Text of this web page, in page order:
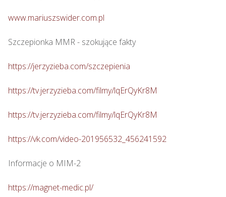
www.mariuszswider.com.pl
Szczepionka MMR - szokujące fakty
https://jerzyzieba.com/szczepienia
https://tv.jerzyzieba.com/filmy/lqErQyKr8M
https://tv.jerzyzieba.com/filmy/lqErQyKr8M
https://vk.com/video-201956532_456241592
Informacje o MIM-2
https://magnet-medic.pl/